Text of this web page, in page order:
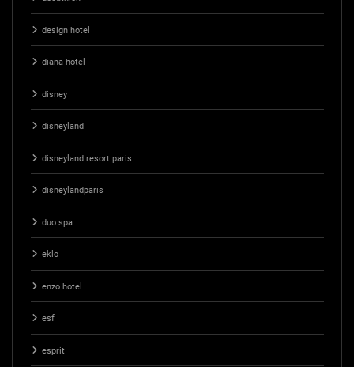
design hotel
diana hotel
disney
disneyland
disneyland resort paris
disneylandparis
duo spa
eklo
enzo hotel
esf
esprit